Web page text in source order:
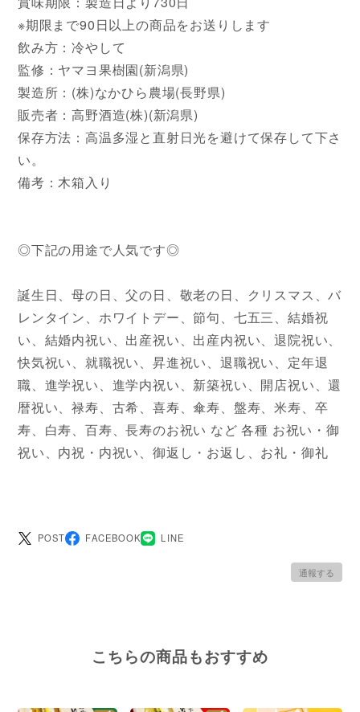
※期限まで90日以上の商品をお送りします
飲み方：冷やして
監修：ヤマヨ果樹園(新潟県)
製造所：(株)なかひら農場(長野県)
販売者：高野酒造(株)(新潟県)
保存方法：高温多湿と直射日光を避けて保存して下さ
い。
備考：木箱入り
◎下記の用途で人気です◎
誕生日、母の日、父の日、敬老の日、クリスマス、バ
レンタイン、ホワイトデー、節句、七五三、結婚祝
い、結婚内祝い、出産祝い、出産内祝い、退院祝い、
快気祝い、就職祝い、昇進祝い、退職祝い、定年退
職、進学祝い、進学内祝い、新築祝い、開店祝い、還
暦祝い、禄寿、古希、喜寿、傘寿、盤寿、米寿、卒
寿、白寿、百寿、長寿のお祝い など 各種 お祝い・御
祝い、内祝・内祝い、御返し・お返し、お礼・御礼
POST FACEBOOK LINE
通報する
こちらの商品もおすすめ